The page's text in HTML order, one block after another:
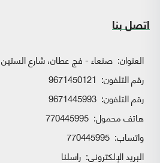
اتصل بنا
العنوان: صنعاء - فج عطان، شارع الستين
رقم التلفون: 9671450121
رقم التلفون: 9671445993
هاتف محمول: 770445995
واتساب:
البريد الإلكتروني: راسلنا